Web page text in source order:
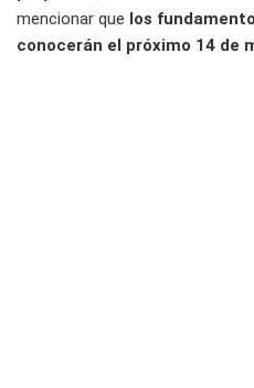
mencionar que los
conocerán el próximo 14 de